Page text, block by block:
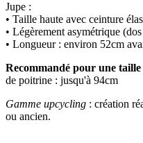
Jupe :
• Taille haute avec ceinture
• Légèrement asymétrique
• Longueur : environ 52cm
Recommandé pour une
de poitrine : jusqu'à 94cm
Gamme upcycling : création
ou ancien.